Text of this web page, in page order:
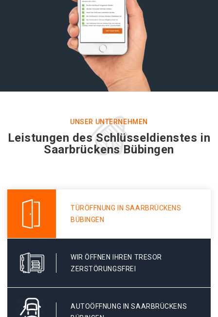
UNSER UNTERNEHMEN
Leistungen des Schlüsseldienstes in
Saarbrückens Bübingen
TÜRÖFFNUNG IN SAARBRÜCKENS
BÜBINGEN
WIR ÖFFNEN IHREN TRESOR
ZERSTÖRUNGSFREI
AUTOÖFFNUNG IN SAARBRÜCKENS